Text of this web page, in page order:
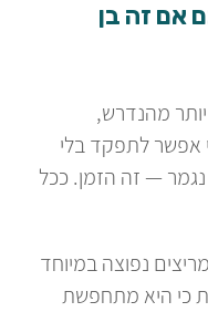
אם זה בן
מהנדרש,
אפשר לתפקד בלי
— זה הזמן. ככל
נפוצה במיוחד
כי היא מתחפשת